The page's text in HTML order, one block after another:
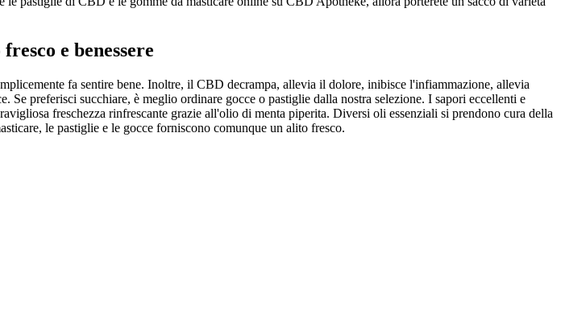
e benessere
fa sentire bene. Inoltre, il CBD decrampa, allevia il dolore, inibisce l'infiammazione, allevia
preferisci succhiare, è meglio ordinare gocce o pastiglie dalla nostra selezione. I sapori eccellenti e
freschezza rinfrescante grazie all'olio di menta piperita. Diversi oli essenziali si prendono cura della
le pastiglie e le gocce forniscono comunque un alito fresco.